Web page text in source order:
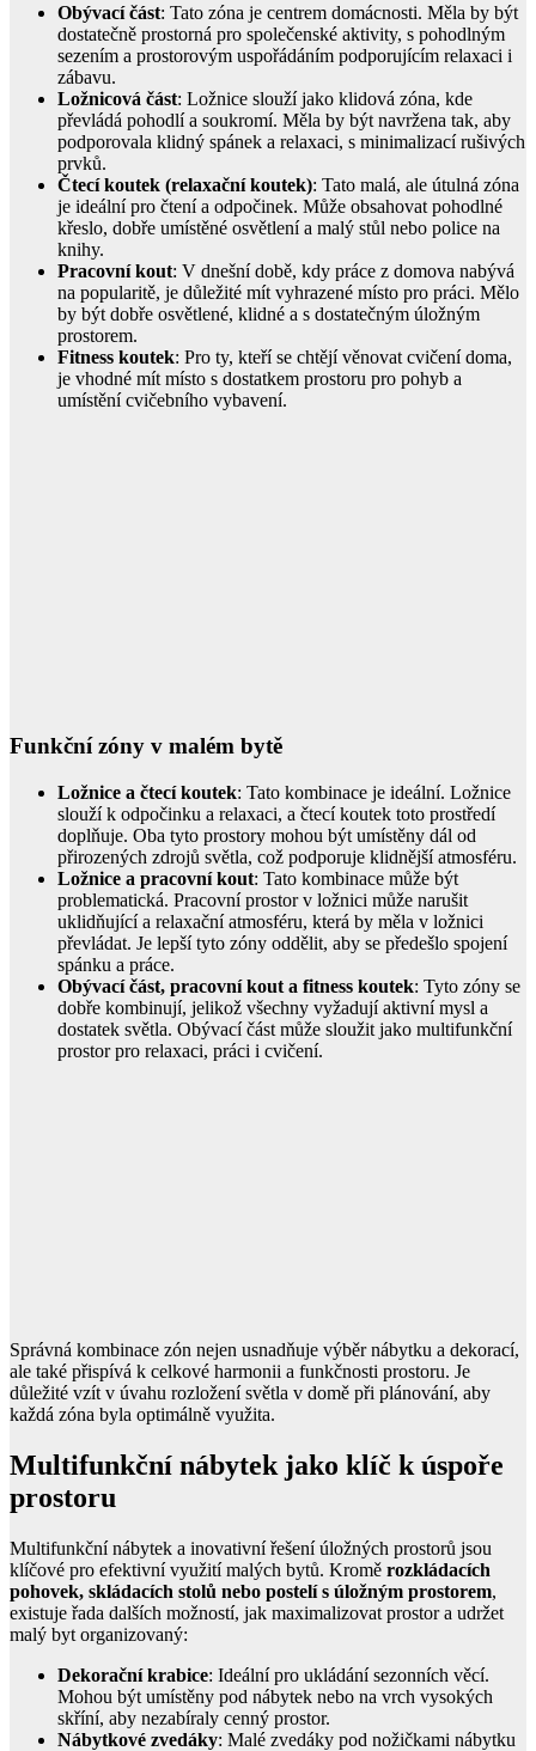
Obývací část: Tato zóna je centrem domácnosti. Měla by být
dostatečně prostorná pro společenské aktivity, s pohodlným
sezením a prostorovým uspořádáním podporujícím relaxaci i
zábavu.
Ložnicová část: Ložnice slouží jako klidová zóna, kde
převládá pohodlí a soukromí. Měla by být navržena tak, aby
podporovala klidný spánek a relaxaci, s minimalizací rušivých
prvků.
Čtecí koutek (relaxační koutek): Tato malá, ale útulná zóna
je ideální pro čtení a odpočinek. Může obsahovat pohodlné
křeslo, dobře umístěné osvětlení a malý stůl nebo police na
knihy.
Pracovní kout: V dnešní době, kdy práce z domova nabývá
na popularitě, je důležité mít vyhrazené místo pro práci. Mělo
by být dobře osvětlené, klidné a s dostatečným úložným
prostorem.
Fitness koutek: Pro ty, kteří se chtějí věnovat cvičení doma,
je vhodné mít místo s dostatkem prostoru pro pohyb a
umístění cvičebního vybavení.
Funkční zóny v malém bytě
Ložnice a čtecí koutek: Tato kombinace je ideální. Ložnice
slouží k odpočinku a relaxaci, a čtecí koutek toto prostředí
doplňuje. Oba tyto prostory mohou být umístěny dál od
přirozených zdrojů světla, což podporuje klidnější atmosféru.
Ložnice a pracovní kout: Tato kombinace může být
problematická. Pracovní prostor v ložnici může narušit
uklidňující a relaxační atmosféru, která by měla v ložnici
převládat. Je lepší tyto zóny oddělit, aby se předešlo spojení
spánku a práce.
Obývací část, pracovní kout a fitness koutek: Tyto zóny se
dobře kombinují, jelikož všechny vyžadují aktivní mysl a
dostatek světla. Obývací část může sloužit jako multifunkční
prostor pro relaxaci, práci i cvičení.
Správná kombinace zón nejen usnadňuje výběr nábytku a dekorací,
ale také přispívá k celkové harmonii a funkčnosti prostoru. Je
důležité vzít v úvahu rozložení světla v domě při plánování, aby
každá zóna byla optimálně využita.
Multifunkční nábytek jako klíč k úspoře
prostoru
Multifunkční nábytek a inovativní řešení úložných prostorů jsou
klíčové pro efektivní využití malých bytů. Kromě rozkládacích
pohovek, skládacích stolů nebo postelí s úložným prostorem,
existuje řada dalších možností, jak maximalizovat prostor a udržet
malý byt organizovaný:
Dekorační krabice: Ideální pro ukládání sezonních věcí.
Mohou být umístěny pod nábytek nebo na vrch vysokých
skříní, aby nezabíraly cenný prostor.
Nábytkové zvedáky: Malé zvedáky pod nožičkami nábytku